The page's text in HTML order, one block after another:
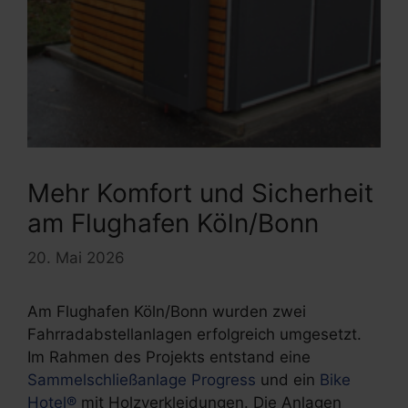
Mehr Komfort und Sicherheit
am Flughafen Köln/Bonn
20. Mai 2026
Am Flughafen Köln/Bonn wurden zwei
Fahrradabstellanlagen erfolgreich umgesetzt.
Im Rahmen des Projekts entstand eine
Sammelschließanlage Progress und ein Bike
Hotel® mit Holzverkleidungen. Die Anlagen